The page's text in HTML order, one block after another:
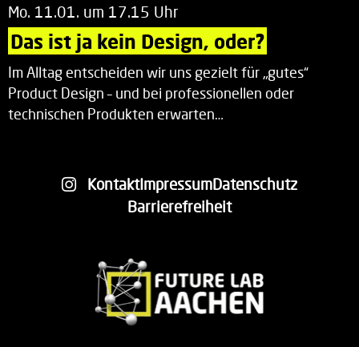
Mo. 11.01. um 17.15 Uhr
Das ist ja kein Design, oder?
Im Alltag entscheiden wir uns gezielt für „gutes“
Product Design – und bei professionellen oder
technischen Produkten erwarten…
KontaktImpressumDatenschutz
Barrierefreiheit